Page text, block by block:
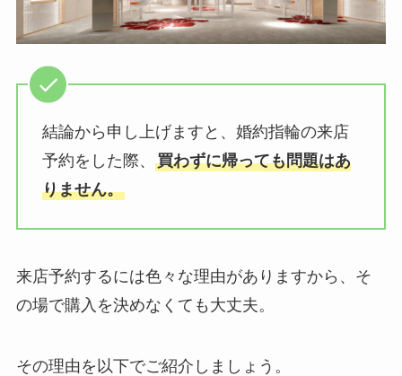
結論から申し上げますと、婚約指輪の来店
予約をした際、 買わずに帰っても問題はあ
りません。
来店予約するには色々な理由がありますから、そ
の場で購入を決めなくても大丈夫。
その理由を以下でご紹介しましょう。